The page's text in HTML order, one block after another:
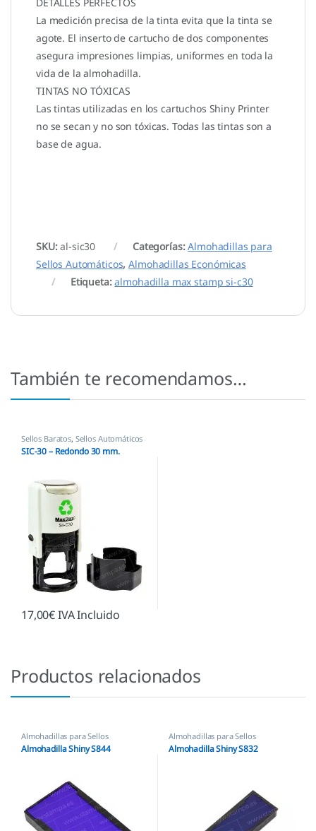
La medición precisa de la tinta evita que la tinta se
agote. El inserto de cartucho de dos componentes
asegura impresiones limpias, uniformes en toda la
vida de la almohadilla.
TINTAS NO TÓXICAS
Las tintas utilizadas en los cartuchos Shiny Printer
no se secan y no son tóxicas. Todas las tintas son a
base de agua.
SKU:al-sic30 Categorías:Almohadillas para
Sellos Automáticos,Almohadillas Económicas
Etiqueta:almohadilla max stamp si-c30
También te recomendamos…
Sellos Baratos, Sellos Automáticos
SIC-30 – Redondo 30 mm.
17,00€IVA Incluido
Productos relacionados
Almohadillas para Sellos
Automáticos ,Almohadillas
Ecológicas,Almohadillas Shiny
Almohadilla Shiny S844
Almohadillas para Sellos
Automáticos ,Almohadillas Shiny
Almohadilla Shiny S832